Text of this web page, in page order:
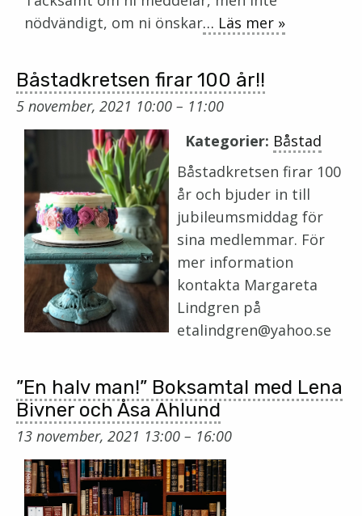
nödvändigt, om ni önskar… Läs mer »
Båstadkretsen firar 100 år!!
5 november, 2021 10:00 – 11:00
Kategorier: Båstad
Båstadkretsen firar 100
år och bjuder in till
jubileumsmiddag för
sina medlemmar. För
mer information
kontakta Margareta
Lindgren på
etalindgren@yahoo.se
”En halv man!” Boksamtal med Lena
Bivner och Åsa Ahlund
13 november, 2021 13:00 – 16:00